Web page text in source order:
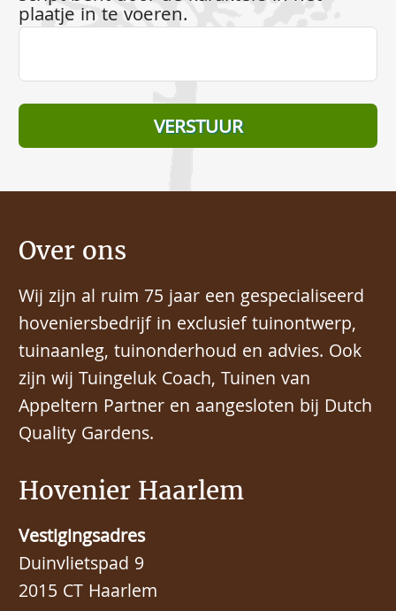
plaatje in te voeren.
Hovenier Haarlem
Vestigingsadres
Duinvlietspad 9
2015 CT Haarlem
Over ons
Wij zijn al ruim 75 jaar een gespecialiseerd
hoveniersbedrijf in exclusief tuinontwerp,
tuinaanleg, tuinonderhoud en advies. Ook
zijn wij Tuingeluk Coach, Tuinen van
Appeltern Partner en aangesloten bij Dutch
Quality Gardens.